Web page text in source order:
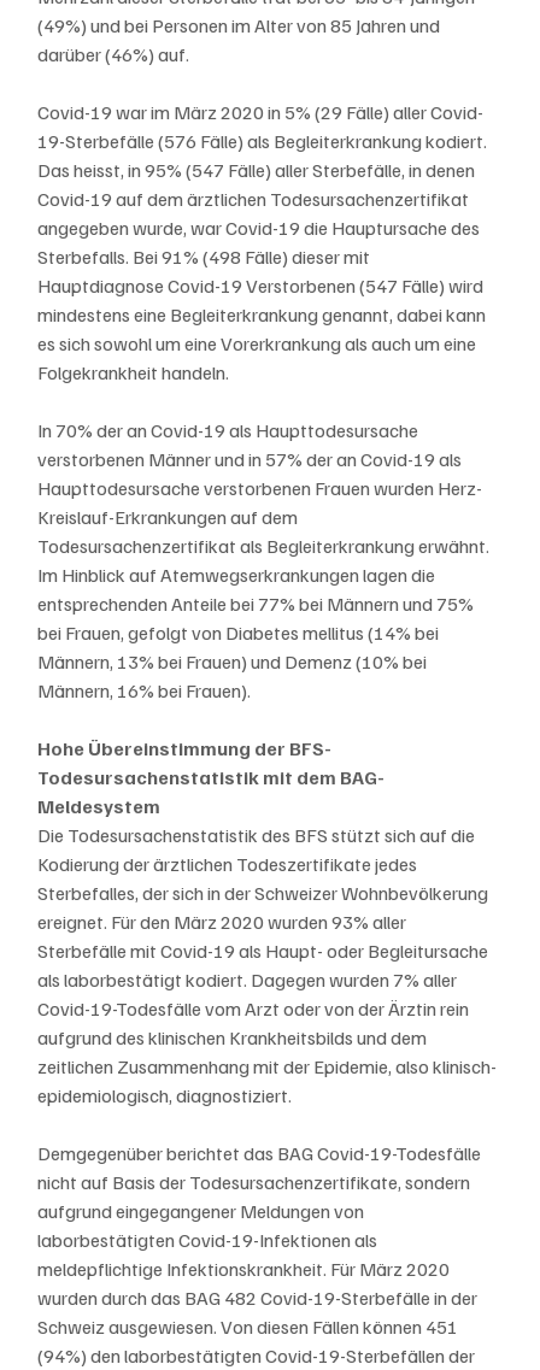
(49%) und bei Personen im Alter von 85 Jahren und
darüber (46%) auf.
Covid-19 war im März 2020 in 5% (29 Fälle) aller Covid-
19-Sterbefälle (576 Fälle) als Begleiterkrankung kodiert.
Das heisst, in 95% (547 Fälle) aller Sterbefälle, in denen
Covid-19 auf dem ärztlichen Todesursachenzertifikat
angegeben wurde, war Covid-19 die Hauptursache des
Sterbefalls. Bei 91% (498 Fälle) dieser mit
Hauptdiagnose Covid-19 Verstorbenen (547 Fälle) wird
mindestens eine Begleiterkrankung genannt, dabei kann
es sich sowohl um eine Vorerkrankung als auch um eine
Folgekrankheit handeln.
In 70% der an Covid-19 als Haupttodesursache
verstorbenen Männer und in 57% der an Covid-19 als
Haupttodesursache verstorbenen Frauen wurden Herz-
Kreislauf-Erkrankungen auf dem
Todesursachenzertifikat als Begleiterkrankung erwähnt.
Im Hinblick auf Atemwegserkrankungen lagen die
entsprechenden Anteile bei 77% bei Männern und 75%
bei Frauen, gefolgt von Diabetes mellitus (14% bei
Männern, 13% bei Frauen) und Demenz (10% bei
Männern, 16% bei Frauen).
Hohe Übereinstimmung der BFS-
Todesursachenstatistik mit dem BAG-
Meldesystem
Die Todesursachenstatistik des BFS stützt sich auf die
Kodierung der ärztlichen Todeszertifikate jedes
Sterbefalles, der sich in der Schweizer Wohnbevölkerung
ereignet. Für den März 2020 wurden 93% aller
Sterbefälle mit Covid-19 als Haupt- oder Begleitursache
als laborbestätigt kodiert. Dagegen wurden 7% aller
Covid-19-Todesfälle vom Arzt oder von der Ärztin rein
aufgrund des klinischen Krankheitsbilds und dem
zeitlichen Zusammenhang mit der Epidemie, also klinisch-
epidemiologisch, diagnostiziert.
Demgegenüber berichtet das BAG Covid-19-Todesfälle
nicht auf Basis der Todesursachenzertifikate, sondern
aufgrund eingegangener Meldungen von
laborbestätigten Covid-19-Infektionen als
meldepflichtige Infektionskrankheit. Für März 2020
wurden durch das BAG 482 Covid-19-Sterbefälle in der
Schweiz ausgewiesen. Von diesen Fällen können 451
(94%) den laborbestätigten Covid-19-Sterbefällen der